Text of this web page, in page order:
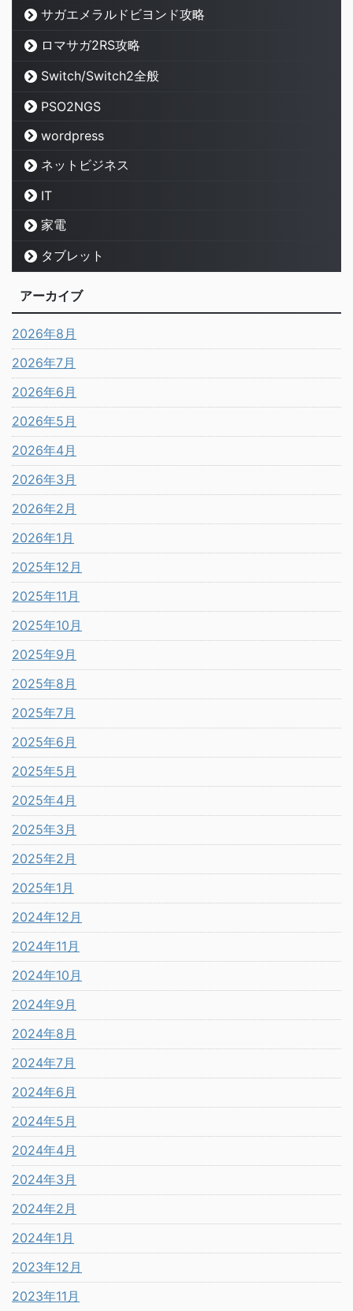
サガエメラルドビヨンド攻略
ロマサガ2RS攻略
Switch/Switch2全般
PSO2NGS
wordpress
ネットビジネス
IT
家電
タブレット
アーカイブ
2026年8月
2026年7月
2026年6月
2026年5月
2026年4月
2026年3月
2026年2月
2026年1月
2025年12月
2025年11月
2025年10月
2025年9月
2025年8月
2025年7月
2025年6月
2025年5月
2025年4月
2025年3月
2025年2月
2025年1月
2024年12月
2024年11月
2024年10月
2024年9月
2024年8月
2024年7月
2024年6月
2024年5月
2024年4月
2024年3月
2024年2月
2024年1月
2023年12月
2023年11月